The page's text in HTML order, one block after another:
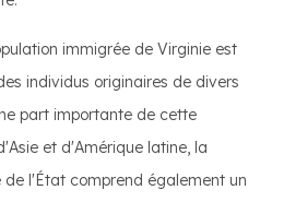
immigrée de Virginie est
individus originaires de divers
part importante de cette
et d'Amérique latine, la
de l'État comprend également un